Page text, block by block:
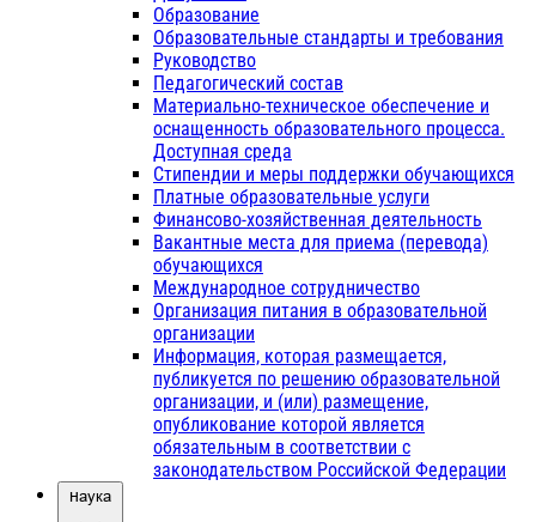
Образование
Образовательные стандарты и требования
Руководство
Педагогический состав
Материально-техническое обеспечение и
оснащенность образовательного процесса.
Доступная среда
Стипендии и меры поддержки обучающихся
Платные образовательные услуги
Финансово-хозяйственная деятельность
Вакантные места для приема (перевода)
обучающихся
Международное сотрудничество
Организация питания в образовательной
организации
Информация, которая размещается,
публикуется по решению образовательной
организации, и (или) размещение,
опубликование которой является
обязательным в соответствии с
законодательством Российской Федерации
Наука